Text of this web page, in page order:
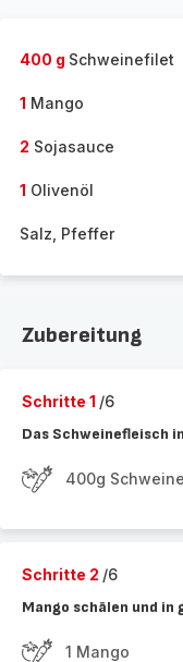
400 g Schweinefilet
1 Mango
2 Sojasauce
1 Olivenöl
Salz, Pfeffer
Zubereitung
Schritte 1 /6
Das Schweinefleisch
400g
Schritte 2 /6
Mango schälen und
1 Mango